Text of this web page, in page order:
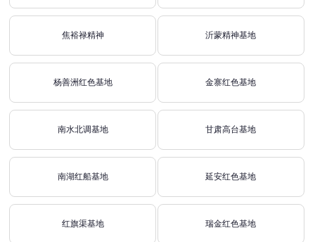
焦裕禄精神 沂蒙精神基地
杨善洲红色基地 金寨红色基地
南水北调基地 甘肃高台基地
南湖红船基地 延安红色基地
红旗渠基地 瑞金红色基地